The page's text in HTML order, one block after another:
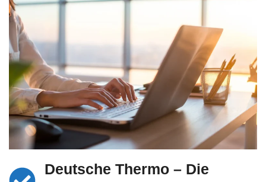
Deutsche Thermo – Die